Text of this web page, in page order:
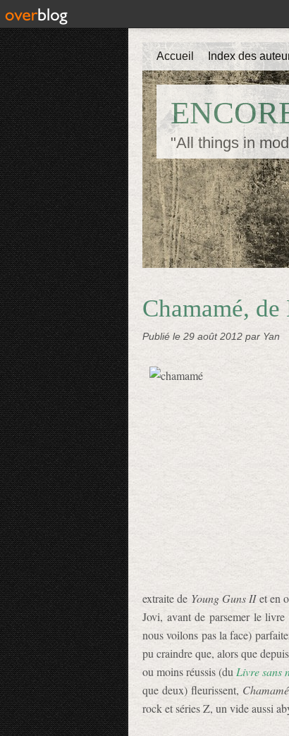
"All things in
Accueil Index des
Chamamé,
Publié le 29 août 2012 par Yan
extraite de Young Guns IIet en
Jovi, avant de parsemer le
nous voilons pas la face)
pu craindre que, alors que
ou moins réussis (du Livre sans
que deux) fleurissent, Chamamé
rock et séries Z, un vide aussi